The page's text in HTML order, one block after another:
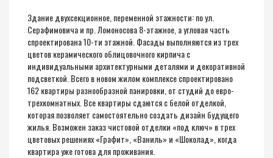
Здание двухсекционное, переменной этажности: по ул.
Серафимовича и пр. Ломоносова 8-этажное, а угловая часть
спроектирована 10-ти этажной. Фасады выполняются из трех
цветов керамического облицовочного кирпича с
индивидуальными архитектурными деталями и декоративной
подсветкой. Всего в новом жилом комплексе спроектировано
162 квартиры разнообразной панировки, от студий до евро-
трехкомнатных. Все квартиры сдаются с белой отделкой,
которая позволяет самостоятельно создать дизайн будущего
жилья. Возможен заказ чистовой отделки «под ключ» в трех
цветовых решениях «Графит», «Ваниль» и «Шоколад», когда
квартира уже готова для проживания.